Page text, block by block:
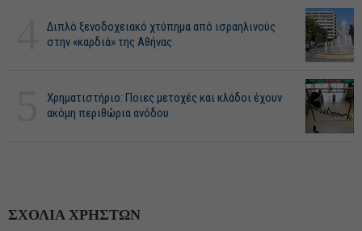
Διπλό ξενοδοχειακό χτύπημα από ισραηλινούς
στην «καρδιά» της Αθήνας
Χρηματιστήριο: Ποιες μετοχές και κλάδοι έχουν
ακόμη περιθώρια ανόδου
ΣΧΟΛΙΑ ΧΡΗΣΤΩΝ